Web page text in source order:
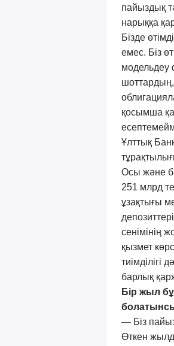
пайыздық
нарыққа
Бізде
емес. Біз
модельдеу
шоттардың,
қосымша
Ұлттық
Осы және
251 млрд
ұзақтығы
сенімінің
қызмет
тиімділігі
барлық
Бір жыл
— Біз
Өткен